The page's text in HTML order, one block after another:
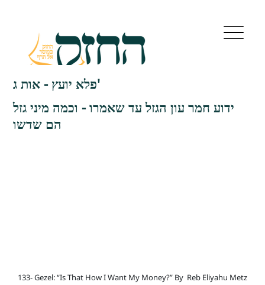
פלא יועץ - אות ג'
ידוע חמר עון הגזל עד שאמרו - וכמה מיני גזל
הם שדשו
133- Gezel: “Is That How I Want My Money?” By Reb Eliyahu Metz